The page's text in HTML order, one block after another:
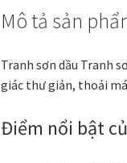
số
lượng
Mô tả sản
Tranh sơn dầu Tranh
giác thư giản, thoải
Điểm nổi bật